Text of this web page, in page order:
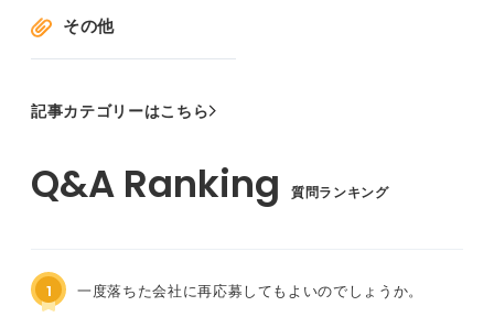
その他
記事カテゴリーはこちら
質問ランキング
1 一度落ちた会社に再応募してもよいのでしょうか。